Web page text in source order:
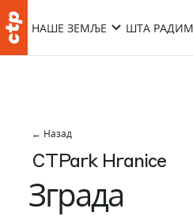
НАШЕ ЗЕМЉЕ ШТА
← Назад
CTPark Hranice
Зграда